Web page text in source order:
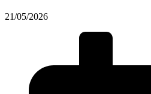
21/05/2026